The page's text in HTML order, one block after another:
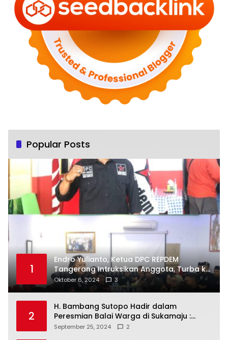
Popular Posts
1
Endro Yulianto, Ketua DPC REPDEM
Tangerang Intruksikan Anggota, Turba ke
Masyarakat Dan Jalani Apa Yang di
Putuskan RAKERCABSUS
Oktober 6, 2024 3
2
H. Bambang Sutopo Hadir dalam
Peresmian Balai Warga di Sukamaju :
Wadah Baru untuk Kolaborasi dan
September 25, 2024 2